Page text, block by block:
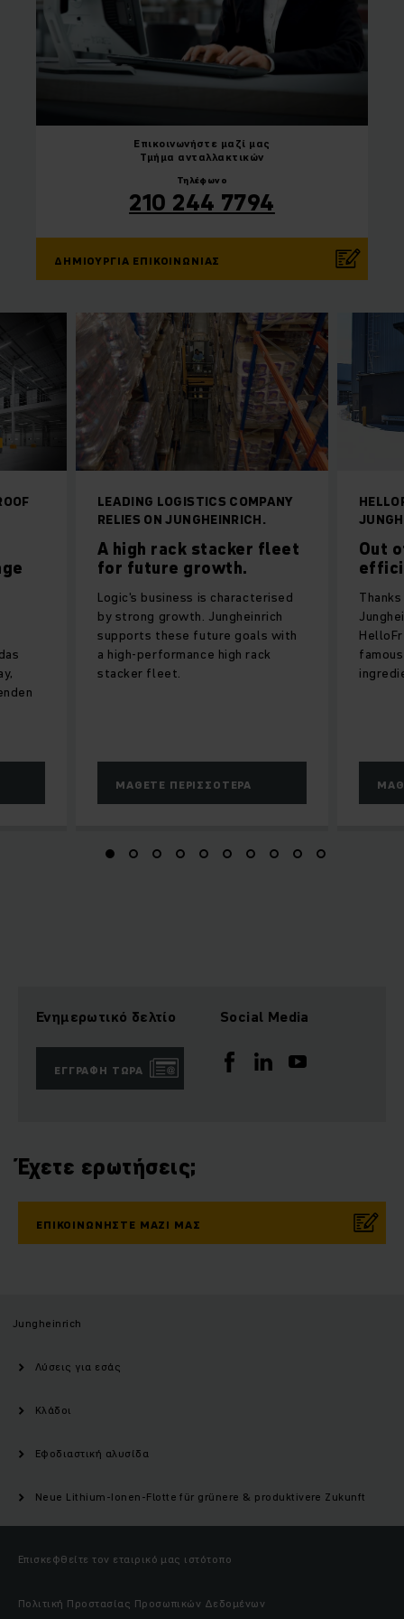
Επικοινωνήστε μαζί μας
Τμήμα ανταλλακτικών
Τηλέφωνο
210 244 7794
ΔΗΜΙΟΥΡΓΊΑ ΕΠΙΚΟΙΝΩΝΊΑΣ
LEADING LOGISTICS COMPANY
RELIES ON JUNGHEINRICH.
A high rack stacker fleet
for future growth.
Logic's business is characterised
by strong growth. Jungheinrich
supports these future goals with
a high-performance high rack
stacker fleet.
ΜΆΘΕΤΕ ΠΕΡΙΣΣΌΤΕΡΑ
Out
Ενημερωτικό δελτίο
ΕΓΓΡΑΦΉ ΤΏΡΑ
Social Media
Έχετε ερωτήσεις;
ΕΠΙΚΟΙΝΩΝΉΣΤΕ ΜΑΖΊ ΜΑΣ
Jungheinrich
Λύσεις για εσάς
Κλάδοι
Εφοδιαστική αλυσίδα
Neue Lithium-Ionen-Flotte für grünere & produktivere Zukunft
Επισκεφθείτε τον εταιρικό μας ιστότοπο
Πολιτική Προστασίας Προσωπικών Δεδομένων